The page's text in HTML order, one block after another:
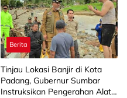
Berita
Tinjau Lokasi Banjir di Kota
Padang, Gubernur Sumbar
Instruksikan Pengerahan Alat